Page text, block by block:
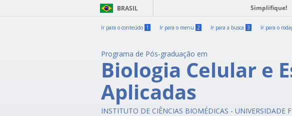
BRASIL Simplifique!
Ir para o conteúdo 1 Ir para o menu 2 Ir para a busca 3 Ir para o
Programa de Pós-graduação em
Biologia Celular e
Aplicadas
INSTITUTO DE CIÊNCIAS BIOMÉDICAS - UNIVERSIDADE